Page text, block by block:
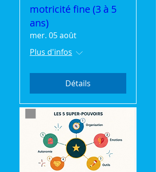
motricité fine (3 à 5
ans)
mer. 05 août
Plus d'infos
Détails